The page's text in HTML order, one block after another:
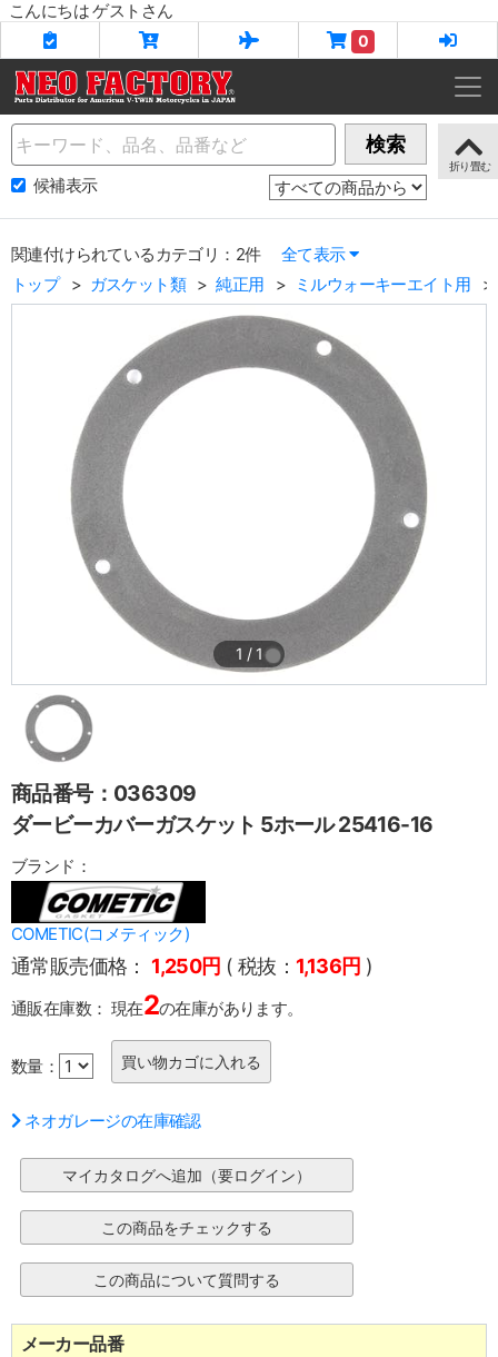
こんにちは ゲストさん
0
Name 検索
候補表示
関連付けられているカテゴリ：2件
全て表示
トップ
ガスケット類 純正用 ミルウォーキーエイト用
1 / 1
商品番号：036309
ダービーカバーガスケット 5ホール 25416-16
ブランド：
COMETIC(コメティック)
通常販売価格： 1,250円 ( 税抜： 1,136円 )
通販在庫数： 現在2の在庫があります。
数量：
ネオガレージの在庫確認
メーカー品番